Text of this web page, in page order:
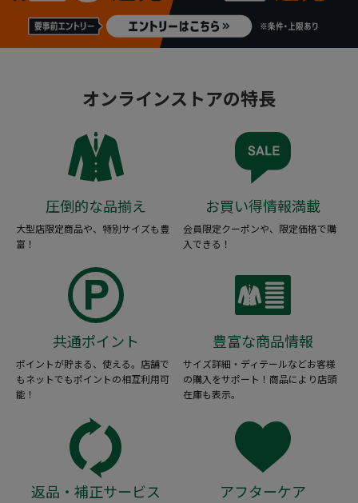
オンラインストアの特長
圧倒的な品揃え
大型店限定商品や、特別サイズも豊
富！
お買い得情報満載
会員限定クーポンや、限定価格で購
入できる！
共通ポイント
ポイントが貯まる、使える。店舗で
もネットでもポイントの相互利用可
能！
豊富な商品情報
サイズ詳細・ディテールなどお客様
の購入をサポート！商品により店頭
在庫も表示。
返品・補正サービス アフターケア